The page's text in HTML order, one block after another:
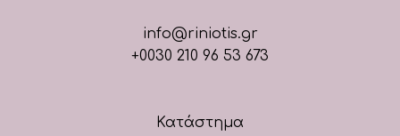
info@riniotis.gr
+0030 210 96 53 673
Κατάστημα